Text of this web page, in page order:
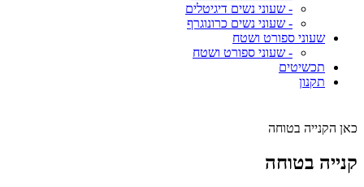
- שעוני נשים דיגיטלים
- שעוני נשים כרונוגרף
שעוני ספורט ושטח
- שעוני ספורט ושטח
תכשיטים
תקנון
כאן הקנייה בטוחה
קנייה בטוחה